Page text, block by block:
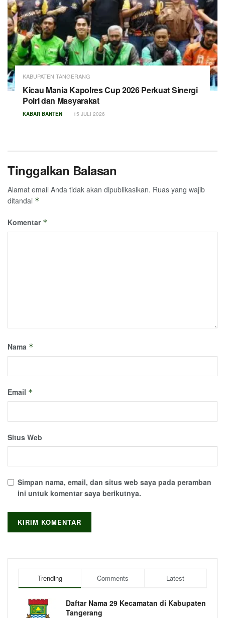
KABUPATEN TANGERANG
Kicau Mania Kapolres Cup 2026 Perkuat Sinergi
Polri dan Masyarakat
KABAR BANTEN 15 JULI 2026
Tinggalkan Balasan
Alamat email Anda tidak akan dipublikasikan. Ruas yang wajib
ditandai *
Komentar *
Nama *
Email *
Situs Web
Simpan nama, email, dan situs web saya pada peramban
ini untuk komentar saya berikutnya.
Trending Comments Latest
Daftar Nama 29 Kecamatan di Kabupaten
Tangerang